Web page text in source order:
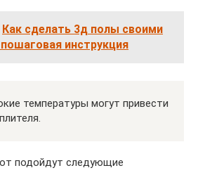
Как сделать 3д полы своими
инструкция
температуры могут привести
подойдут следующие